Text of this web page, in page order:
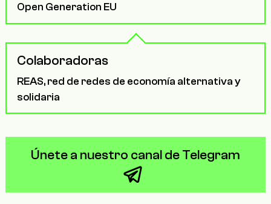
Open Generation EU
Colaboradoras
REAS, red de redes de economía alternativa y
solidaria
Únete a nuestro canal de Telegram